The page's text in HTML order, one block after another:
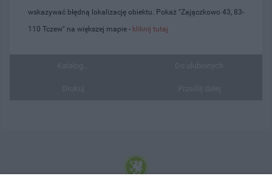
wskazywać błędną lokalizację obiektu. Pokaż "Zajączkowo 43, 83-
110 Tczew" na większej mapie - kliknij tutaj